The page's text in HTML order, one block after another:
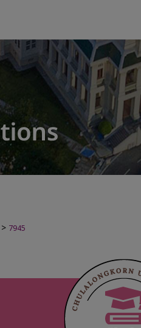
> 7945